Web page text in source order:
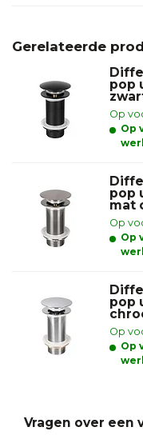
Gerelateerde
pop
Op
Op
pop
mat
Op
Op
pop
Op
Op
Vragen over een